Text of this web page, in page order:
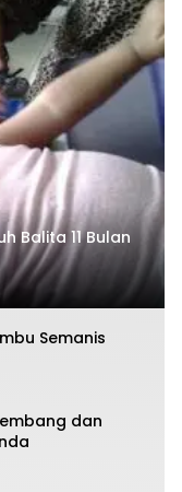
Balita 11 Bulan
Semanis
dan